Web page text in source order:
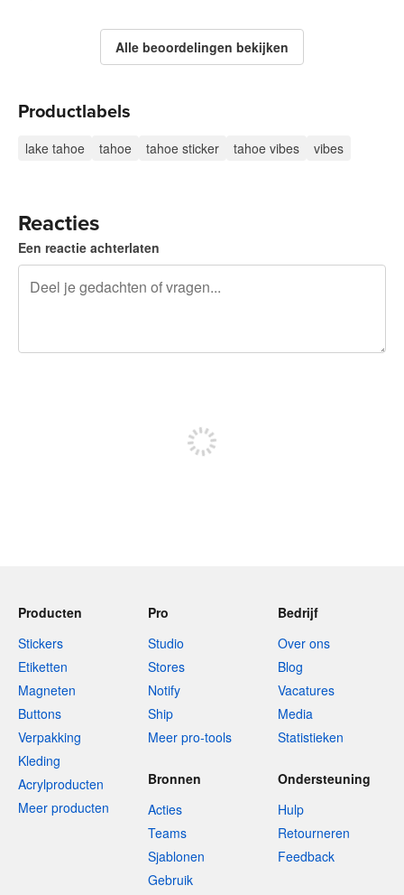
Alle beoordelingen bekijken
Productlabels
lake tahoe tahoe tahoe sticker tahoe vibes vibes
Reacties
Een reactie achterlaten
Producten
Stickers
Etiketten
Magneten
Buttons
Verpakking
Kleding
Acrylproducten
Meer producten
Pro
Studio
Stores
Notify
Ship
Meer pro-tools
Bedrijf
Over ons
Blog
Vacatures
Media
Statistieken
Bronnen
Acties
Teams
Sjablonen
Gebruik
Ondersteuning
Hulp
Retourneren
Feedback